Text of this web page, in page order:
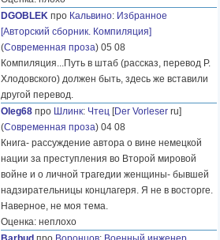
DGOBLEK про Кальвино: Избранное
[Авторский сборник. Компиляция]
(Современная проза) 05 08
Компиляция...Путь в штаб (рассказ, перевод Р.
Хлодовского) должен быть, здесь же вставили
другой перевод.
Oleg68 про Шлинк: Чтец [Der Vorleser ru]
(Современная проза) 04 08
Книга- рассуждение автора о вине немецкой
нации за преступления во Второй мировой
войне и о личной трагедии женщины- бывшей
надзирательницы концлагеря. Я не в восторге.
Наверное, не моя тема.
Оценка: неплохо